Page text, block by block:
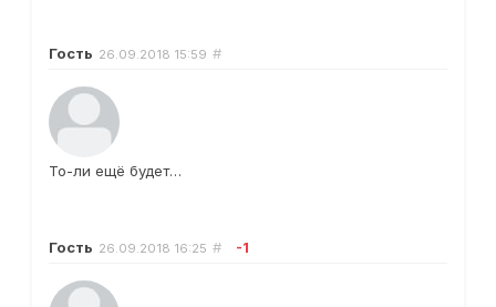
Гость 26.09.2018 15:59 #
То-ли ещё будет…
Гость 26.09.2018 16:25 # -1